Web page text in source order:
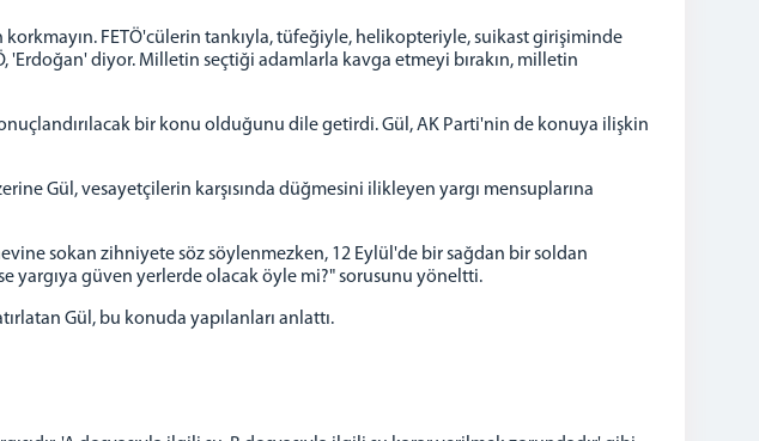
FETÖ'cülerin tankıyla, tüfeğiyle, helikopteriyle, suikast girişiminde
'Erdoğan' diyor. Milletin seçtiği adamlarla kavga etmeyi bırakın, milletin
bir konu olduğunu dile getirdi. Gül, AK Parti'nin de konuya ilişkin
Gül, vesayetçilerin karşısında düğmesini ilikleyen yargı mensuplarına
sokan zihniyete söz söylenmezken, 12 Eylül'de bir sağdan bir soldan
yargıya güven yerlerde olacak öyle mi?" sorusunu yöneltti.
Gül, bu konuda yapılanları anlattı.